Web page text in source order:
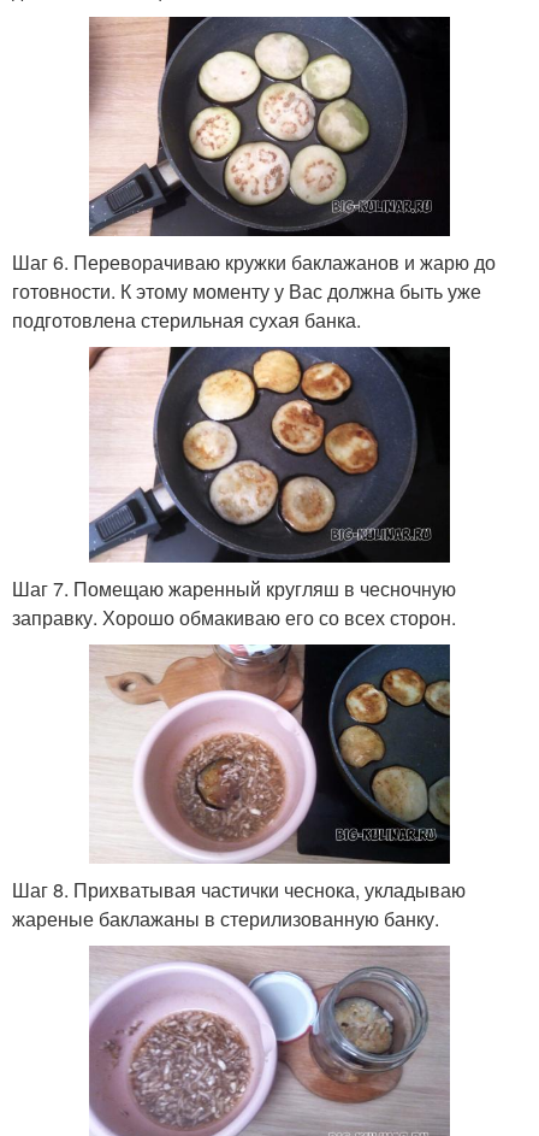
Шаг 6. Переворачиваю кружки баклажанов и жарю до
готовности. К этому моменту у Вас должна быть уже
подготовлена стерильная сухая банка.
Шаг 7. Помещаю жаренный кругляш в чесночную
заправку. Хорошо обмакиваю его со всех сторон.
Шаг 8. Прихватывая частички чеснока, укладываю
жареные баклажаны в стерилизованную банку.